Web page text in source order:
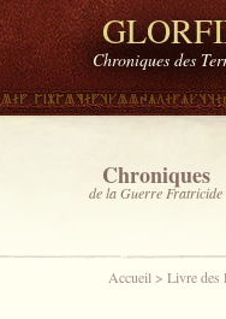
Chroniques des
Chroniques
de la Guerre Fratricide
Accueil > Livre des